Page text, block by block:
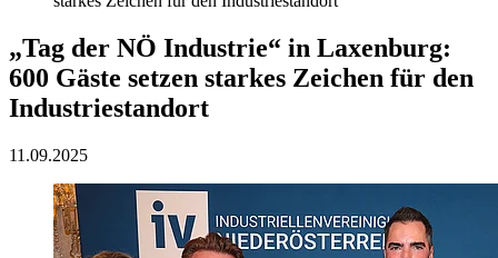
„Tag der NÖ Industrie“ in Laxenburg:
600 Gäste setzen starkes Zeichen für den
Industriestandort
11.09.2025